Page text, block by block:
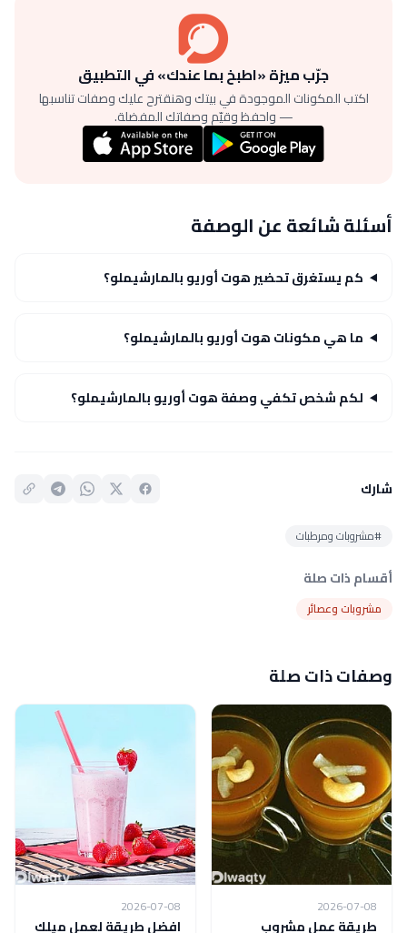
جرّب ميزة «اطبخ بما عندك» في التطبيق
اكتب المكونات الموجودة في بيتك وهنقترح عليك وصفات تناسبها
— واحفظ وقيّم وصفاتك المفضلة.
أسئلة شائعة عن الوصفة
كم يستغرق تحضير هوت أوريو بالمارشيملو؟
ما هي مكونات هوت أوريو بالمارشيملو؟
لكم شخص تكفي وصفة هوت أوريو بالمارشيملو؟
شارك
#مشروبات ومرطبات
أقسام ذات صلة
مشروبات وعصائر
وصفات ذات صلة
2026-07-08
طريقة عمل مشروب
2026-07-08
افضل طريقة لعمل ميلك